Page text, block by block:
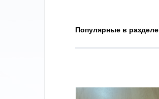
Популярные в разделе